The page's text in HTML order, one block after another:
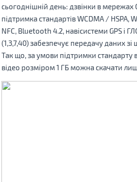
сьогоднішній день: дзвінки в мережах
підтримка стандартів WCDMA / HSPA,
NFC, Bluetooth 4.2, навісистеми GPS і
(1,3,7,40) забезпечує передачу даних
Так що, за умови підтримки
відео розміром 1 ГБ можна скачати